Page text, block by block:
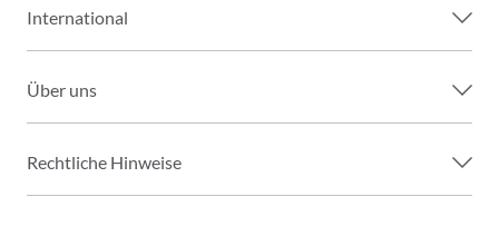
International
Über uns
Rechtliche Hinweise